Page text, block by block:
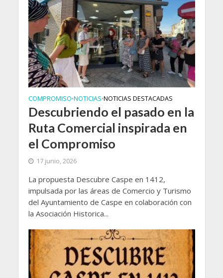
COMPROMISO•NOTICIAS•NOTICIAS DESTACADAS
Descubriendo el pasado en la
Ruta Comercial inspirada en
el Compromiso
17 junio, 2026
La propuesta Descubre Caspe en 1412,
impulsada por las áreas de Comercio y Turismo
del Ayuntamiento de Caspe en colaboración con
la Asociación Historica...